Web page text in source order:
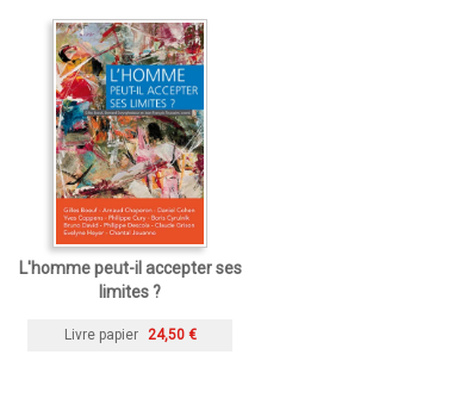
L'homme peut-il accepter ses
limites ?
Livre papier 24,50 €